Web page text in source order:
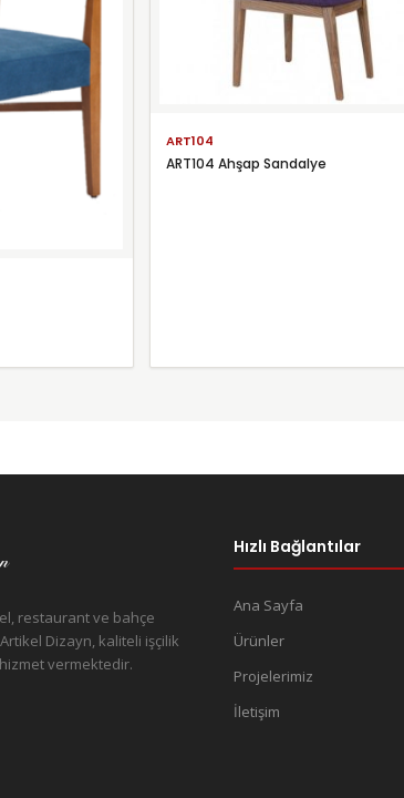
ART104
ART104 Ahşap Sandalye
restaurant ve bahçe
Dizayn, kaliteli işçilik
vermektedir.
Hızlı Bağlantılar
Ana Sayfa
Ürünler
Projelerimiz
İletişim